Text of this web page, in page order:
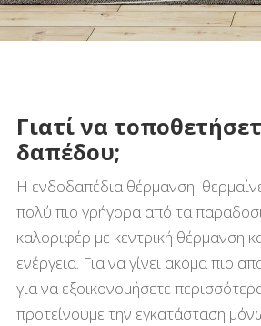
Γιατί να
δαπέδου;
Η ενδοδαπέδια θέρμανση
πολύ πιο γρήγορα από τα
καλοριφέρ με κεντρική θέρμανση
ενέργεια. Για να γίνει ακόμα πιο
για να εξοικονομήσετε
προτείνουμε την εγκατάσταση